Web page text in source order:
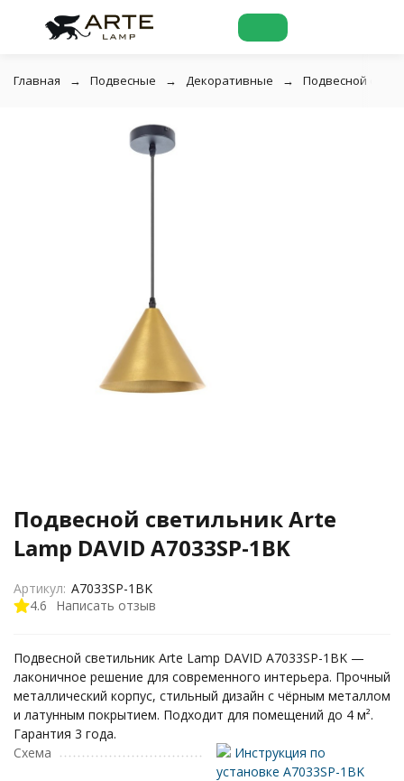
Главная Подвесные Декоративные Подвесной
Подвесной светильник Arte
Lamp DAVID A7033SP-1BK
4.6 Написать отзыв
Артикул: A7033SP-1BK
Подвесной светильник Arte Lamp DAVID A7033SP-1BK —
лаконичное решение для современного интерьера. Прочный
металлический корпус, стильный дизайн с чёрным металлом
и латунным покрытием. Подходит для помещений до 4 м².
Гарантия 3 года.
Схема
Инструкция по
установке A7033SP-1BK